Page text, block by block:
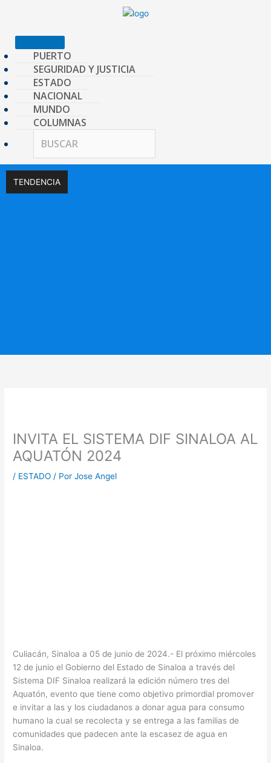
PUERTO
SEGURIDAD Y JUSTICIA
ESTADO
NACIONAL
MUNDO
COLUMNAS
TENDENCIA
INVITA EL SISTEMA DIF SINALOA AL
AQUATÓN 2024
/ ESTADO / PorJose Angel
Culiacán, Sinaloa a 05 de junio de 2024.- El próximo miércoles
12 de junio el Gobierno del Estado de Sinaloa a través del
Sistema DIF Sinaloa realizará la edición número tres del
Aquatón, evento que tiene como objetivo primordial promover
e invitar a las y los ciudadanos a donar agua para consumo
humano la cual se recolecta y se entrega a las familias de
comunidades que padecen ante la escasez de agua en
Sinaloa.